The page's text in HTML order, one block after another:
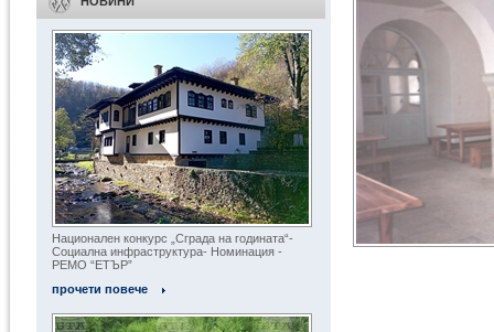
Национален конкурс „Сграда на годината“-
Социална инфраструктура- Номинация -
РЕМО “ЕТЪР”
прочети повече